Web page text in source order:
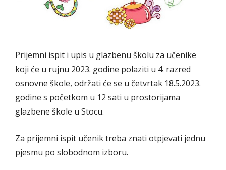
Prijemni ispit i upis u glazbenu školu za učenike
koji će u rujnu 2023. godine polaziti u 4. razred
osnovne škole, održati će se u četvrtak 18.5.2023.
godine s početkom u 12 sati u prostorijama
glazbene škole u Stocu.
Za prijemni ispit učenik treba znati otpjevati jednu
pjesmu po slobodnom izboru.